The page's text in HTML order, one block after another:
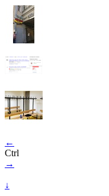
←
Ctrl
→
↓